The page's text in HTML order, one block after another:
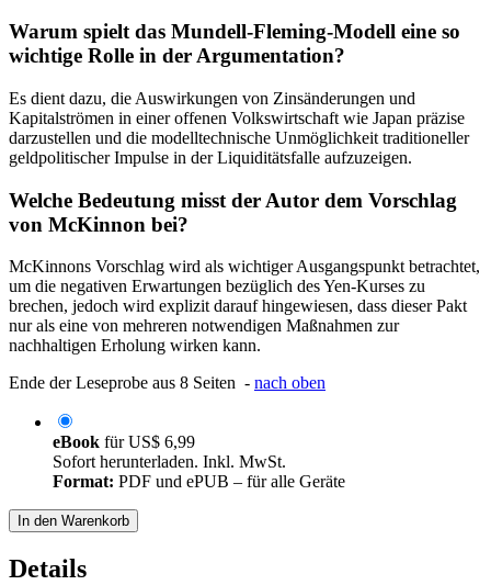
Warum spielt das Mundell-Fleming-Modell eine so
wichtige Rolle in der Argumentation?
Es dient dazu, die Auswirkungen von Zinsänderungen und
Kapitalströmen in einer offenen Volkswirtschaft wie Japan präzise
darzustellen und die modelltechnische Unmöglichkeit traditioneller
geldpolitischer Impulse in der Liquiditätsfalle aufzuzeigen.
Welche Bedeutung misst der Autor dem Vorschlag
von McKinnon bei?
McKinnons Vorschlag wird als wichtiger Ausgangspunkt betrachtet,
um die negativen Erwartungen bezüglich des Yen-Kurses zu
brechen, jedoch wird explizit darauf hingewiesen, dass dieser Pakt
nur als eine von mehreren notwendigen Maßnahmen zur
nachhaltigen Erholung wirken kann.
Ende der Leseprobe aus 8 Seiten - nach oben
eBook fürUS$ 6,99
Sofort herunterladen. Inkl. MwSt.
Format: PDF und ePUB – für alle Geräte
In den Warenkorb
Details